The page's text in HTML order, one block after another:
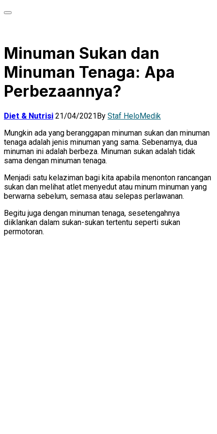
Minuman Sukan dan
Minuman Tenaga: Apa
Perbezaannya?
Diet & Nutrisi 21/04/2021By Staf HeloMedik
Mungkin ada yang beranggapan minuman sukan dan minuman
tenaga adalah jenis minuman yang sama. Sebenarnya, dua
minuman ini adalah berbeza. Minuman sukan adalah tidak
sama dengan minuman tenaga.
Menjadi satu kelaziman bagi kita apabila menonton rancangan
sukan dan melihat atlet menyedut atau minum minuman yang
berwarna sebelum, semasa atau selepas perlawanan.
Begitu juga dengan minuman tenaga, sesetengahnya
diiklankan dalam sukan-sukan tertentu seperti sukan
permotoran.